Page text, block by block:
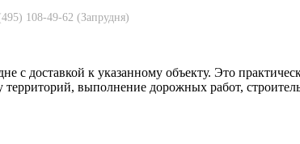
с доставкой к указанному объекту. Это
территорий, выполнение дорожных работ,